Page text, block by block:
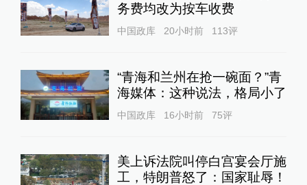
务费均改为按车收费
中国政库 20小时前 113评
“青海和兰州在抢一碗面？”青
海媒体：这种说法，格局小了
中国政库 16小时前 75评
美上诉法院叫停白宫宴会厅施
工，特朗普怒了：国家耻辱！